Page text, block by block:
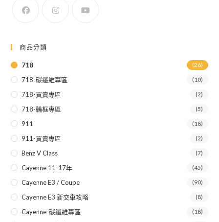
商品分類
718 (26)
718-碳纖維專區 (10)
718-買賣專區 (2)
718-輪框專區 (5)
911 (18)
911-買賣專區 (2)
Benz V Class (7)
Cayenne 11-17年 (45)
Cayenne E3 / Coupe (90)
Cayenne E3 新交車攻略 (8)
Cayenne-碳纖維專區 (18)